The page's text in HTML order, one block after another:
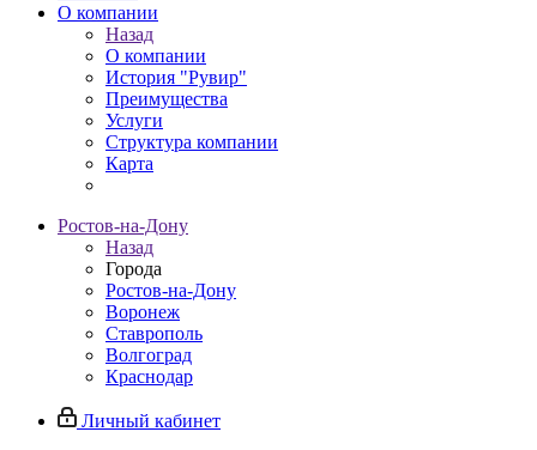
О компании
Назад
О компании
История "Рувир"
Преимущества
Услуги
Структура компании
Карта
Ростов-на-Дону
Назад
Города
Ростов-на-Дону
Воронеж
Ставрополь
Волгоград
Краснодар
Личный кабинет